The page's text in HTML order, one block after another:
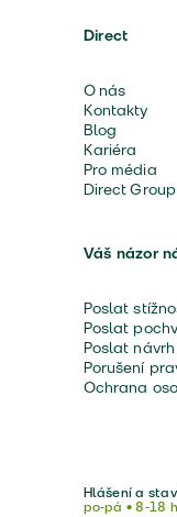
Direct
O nás
Kontakty
Blog
Kariéra
Pro média
Direct Group
Váš názor
Poslat
Poslat
Poslat
Porušení
Ochrana
Hlášení a
po-pá • 8-18 h